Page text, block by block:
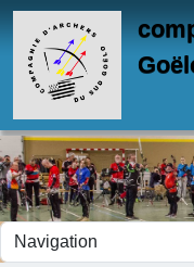
Panneau de gestion des